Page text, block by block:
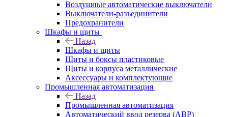
Воздушные автоматические выключатели
Выключатели-разъединители
Предохранители
Шкафы и щиты
Назад
Шкафы и щиты
Щиты и боксы пластиковые
Щиты и корпуса металлические
Аксессуары и комплектующие
Промышленная автоматизация
Назад
Промышленная автоматизация
Автоматический ввод резерва (АВР)